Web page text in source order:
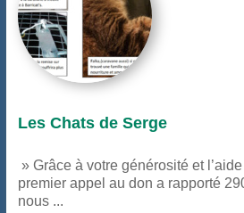
Les Chats de Serge
» Grâce à votre générosité et
premier appel au don a rapporté
nous ...